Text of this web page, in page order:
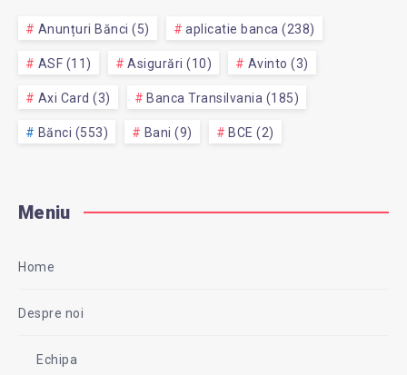
Anunțuri Bănci (5) aplicatie banca (238)
ASF (11) Asigurări (10) Avinto (3)
Axi Card (3) Banca Transilvania (185)
Bănci (553) Bani (9) BCE (2)
Meniu
Home
Despre noi
Echipa